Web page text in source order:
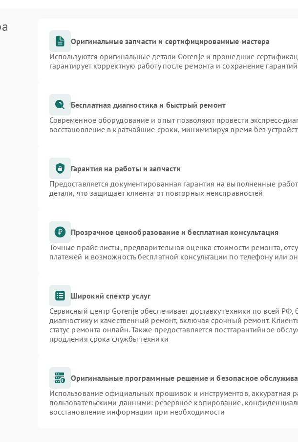
Оригинальные запчасти и сертифицированные мастера
Используются оригинальные детали Gorenje и прошедшие
гарантирует корректную работу после ремонта и сохранение
Бесплатная диагностика и быстрый ремонт
Современное оборудование и опыт позволяют провести экспресс-
восстановление в кратчайшие сроки, минимизируя время без
Гарантия на работы и запчасти
Предоставляется документированная гарантия на выполненные
детали, что защищает клиента от повторных неисправностей
Прозрачное ценообразование и бесплатная консультация
Точные прайс-листы, предварительная оценка стоимости ремонта,
платежей и возможность бесплатной консультации по телефону или
Широкий спектр услуг
Сервисный центр Gorenje обеспечивает доставку техники по всей РФ,
диагностику и качественный ремонт, включая срочный ремонт.
статус ремонта онлайн. Также предоставляется постгарантийное
продления срока службы техники
Оригинальные программные решение и безопасное
Использование официальных прошивок и инструментов, аккуратная
пользовательскими данными: резервное копирование,
восстановление информации при необходимости